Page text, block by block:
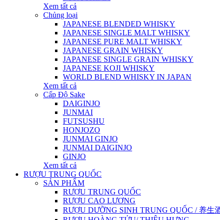
Xem tất cả
Chủng loại
JAPANESE BLENDED WHISKY
JAPANESE SINGLE MALT WHISKY
JAPANESE PURE MALT WHISKY
JAPANESE GRAIN WHISKY
JAPANESE SINGLE GRAIN WHISKY
JAPANESE KOJI WHISKY
WORLD BLEND WHISKY IN JAPAN
Xem tất cả
Cấp Độ Sake
DAIGINJO
JUNMAI
FUTSUSHU
HONJOZO
JUNMAI GINJO
JUNMAI DAIGINJO
GINJO
Xem tất cả
RƯỢU TRUNG QUỐC
SẢN PHẨM
RƯỢU TRUNG QUỐC
RƯỢU CAO LƯƠNG
RƯỢU DƯỠNG SINH TRUNG QUỐC / 养生